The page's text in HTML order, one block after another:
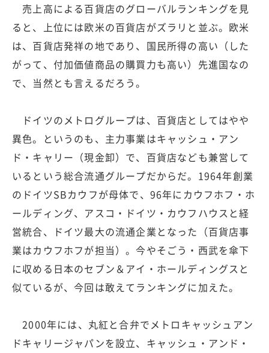
売上高による百貨店のグローバルランキングを見
ると、上位には欧米の百貨店がズラリと並ぶ。欧米
は、百貨店発祥の地であり、国民所得の高い（した
がって、付加価値商品の購買力も高い）先進国なの
で、当然とも言えるだろう。
ドイツのメトログループは、百貨店としてはやや
異色。というのも、主力事業はキャッシュ・アン
ド・キャリー（現金卸）で、百貨店なども兼営して
いるという総合流通グループだからだ。1964年創業
のドイツSBカウフが母体で、96年にカウフホフ・ホ
ールディング、アスコ・ドイツ・カウフハウスと経
営統合、ドイツ最大の流通企業となった（百貨店事
業はカウフホフが担当）。今やそごう・西武を傘下
に収める日本のセブン＆アイ・ホールディングスと
似ているが、今回は敢えてランキングに加えた。
2000年には、丸紅と合弁でメトロキャッシュアン
ドキャリージャパンを設立、キャッシュ・アンド・